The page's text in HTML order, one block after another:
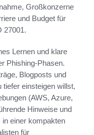
Großkonzerne
und Budget für
27001.
Lernen und klare
Phishing-Phasen.
Blogposts und
einsteigen willst,
(AWS, Azure,
Hinweise und
einer kompakten
für